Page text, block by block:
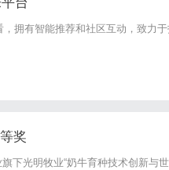
拥有智能推荐和社区互动，致力
奖
下光明牧业“奶牛育种技术创新与世